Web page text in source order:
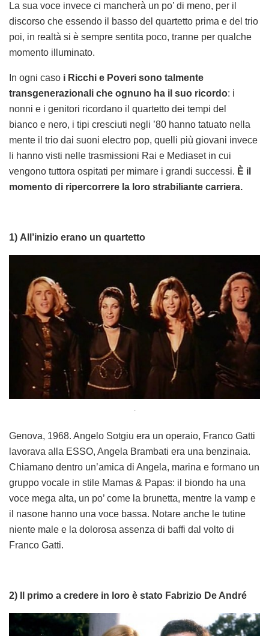
La sua voce invece ci mancherà un po’ di meno, per il
discorso che essendo il basso del quartetto prima e del trio
poi, in realtà si è sempre sentita poco, tranne per qualche
momento illuminato.
In ogni caso i Ricchi e Poveri sono talmente
transgenerazionali che ognuno ha il suo ricordo: i
nonni e i genitori ricordano il quartetto dei tempi del
bianco e nero, i tipi cresciuti negli ’80 hanno tatuato nella
mente il trio dai suoni electro pop, quelli più giovani invece
li hanno visti nelle trasmissioni Rai e Mediaset in cui
vengono tuttora ospitati per mimare i grandi successi. È il
momento di ripercorrere la loro strabiliante carriera.
1) All’inizio erano un quartetto
.
Genova, 1968. Angelo Sotgiu era un operaio, Franco Gatti
lavorava alla ESSO, Angela Brambati era una benzinaia.
Chiamano dentro un’amica di Angela, marina e formano un
gruppo vocale in stile Mamas & Papas: il biondo ha una
voce mega alta, un po’ come la brunetta, mentre la vamp e
il nasone hanno una voce bassa. Notare anche le tutine
niente male e la dolorosa assenza di baffi dal volto di
Franco Gatti.
2) Il primo a credere in loro è stato Fabrizio De André